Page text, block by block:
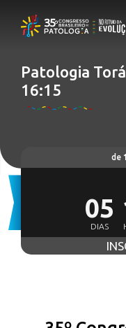
Patologia
16:15
de
05
DIAS